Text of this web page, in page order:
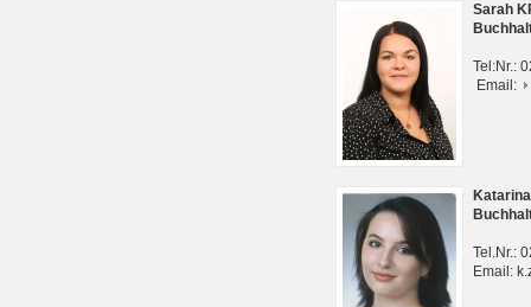
Sarah
Tel:Nr.:
Email:
Tel.Nr.:
Email: